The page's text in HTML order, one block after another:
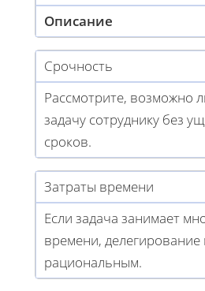
Описание
Срочность
Рассмотрите, возможно
задачу сотруднику без
сроков.
Затраты времени
Если задача занимает
времени,
рациональным.